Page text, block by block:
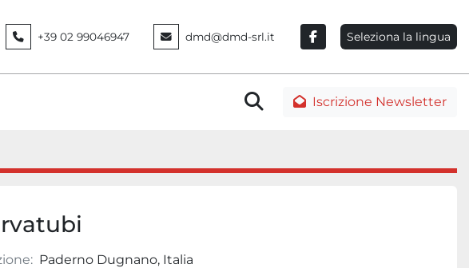
+39 02 99046947 dmd@dmd-srl.it
facebook
Seleziona la lingua
CercaIscrizione Newsletter
Paderno Dugnano, Italia